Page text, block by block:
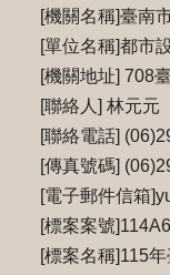
[機關名稱]臺南
[單位名稱]都市
[機關地址] 708
[聯絡人] 林元元
[聯絡電話]
[傳真號碼]
[電子郵件信箱
[標案案號
[標案名稱]115